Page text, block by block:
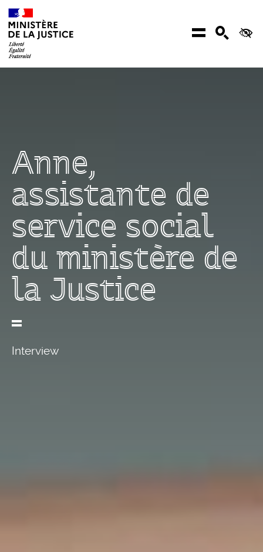
Aller au contenu
Menu
Anne,
assistante de
service social
du ministère de
la Justice
Interview